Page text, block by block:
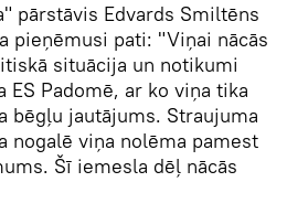
pārstāvis Edvards Smiltēns
pieņēmusi pati: "Viņai nācās
situācija un notikumi
ES Padomē, ar ko viņa tika
bēgļu jautājums. Straujuma
nogalē viņa nolēma pamest
Šī iemesla dēļ nācās